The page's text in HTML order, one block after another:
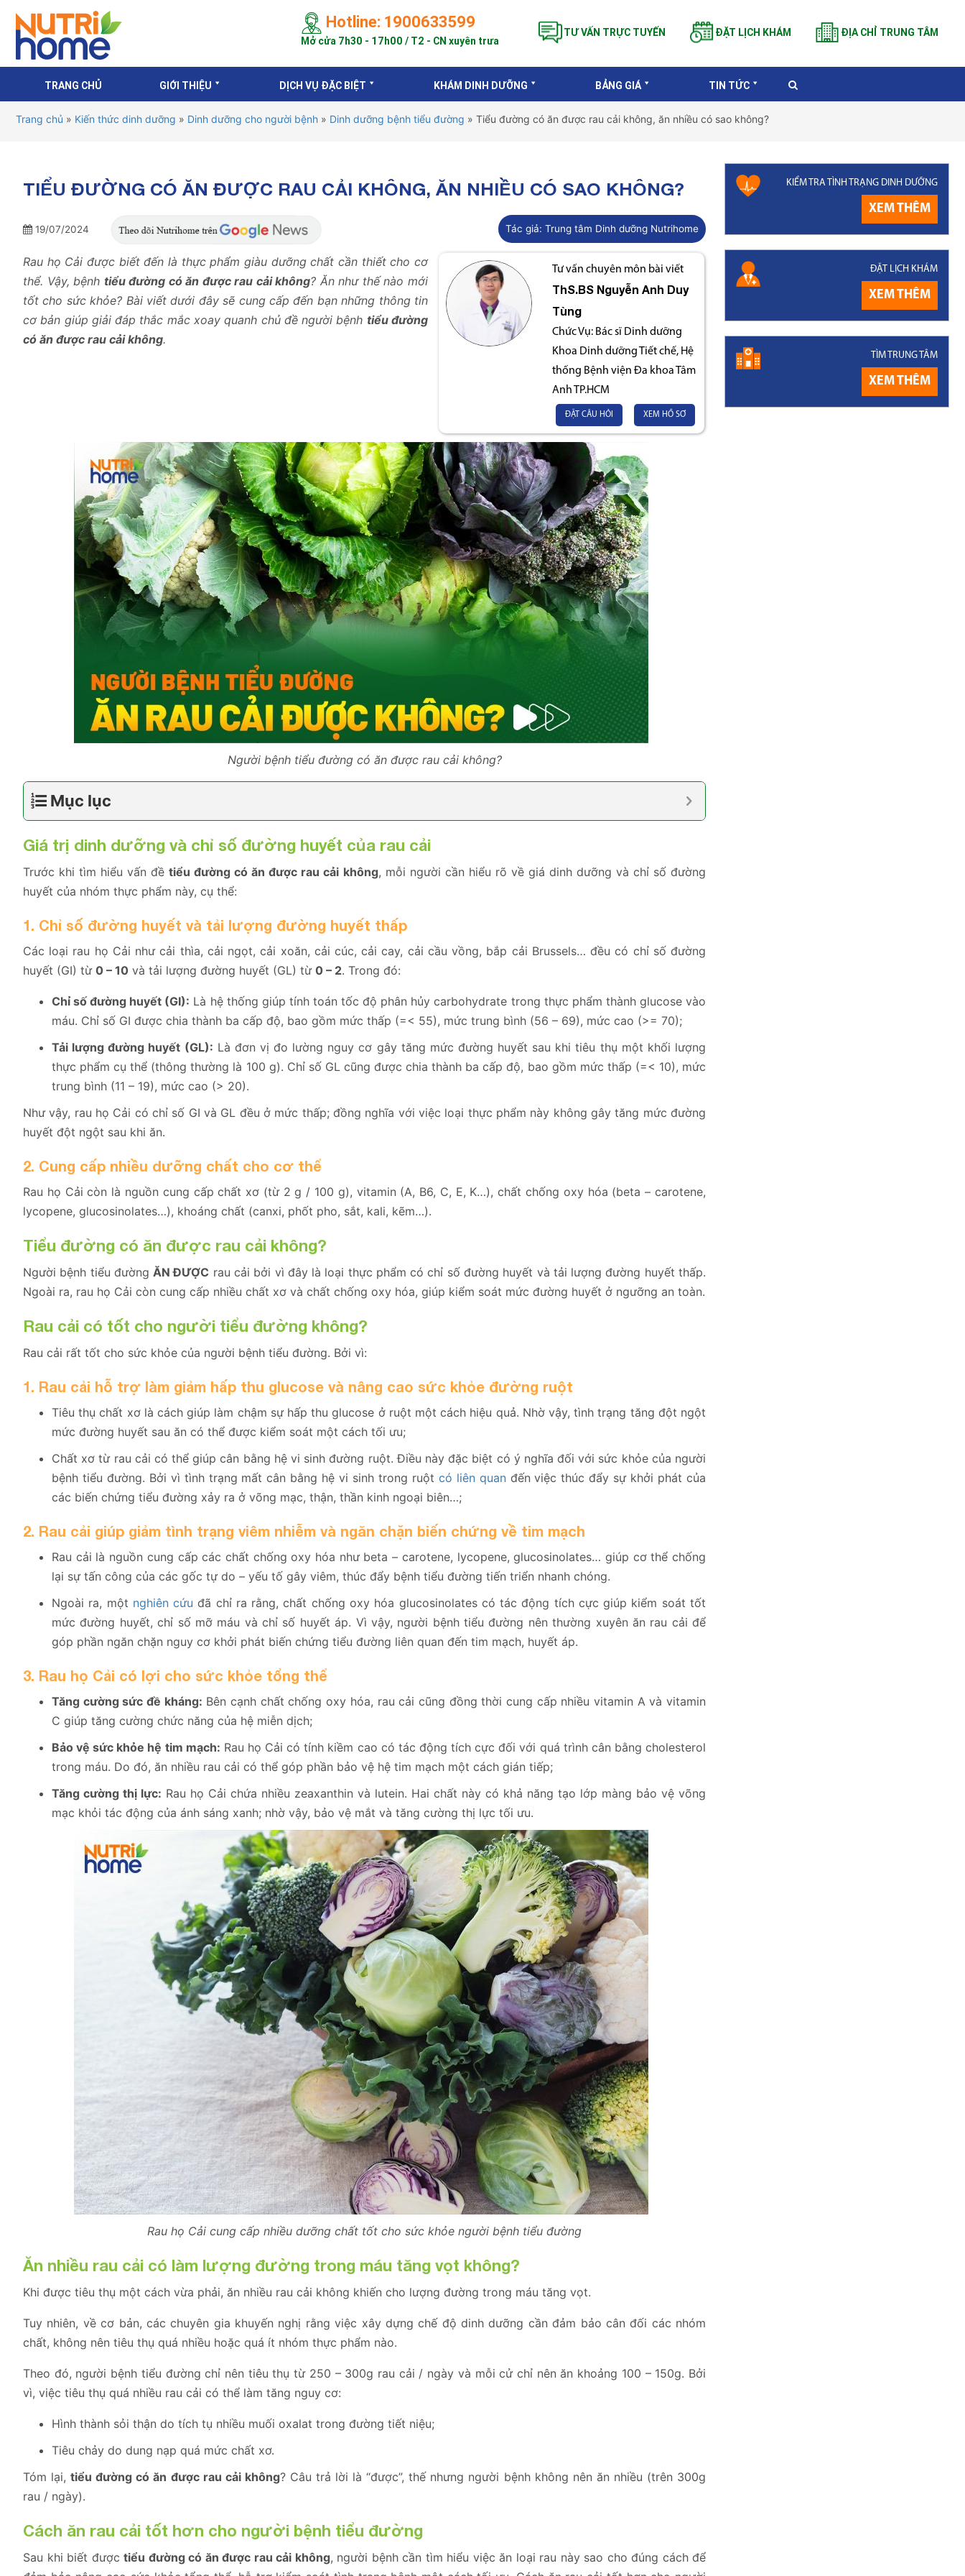
Hotline: 1900633599
Mở cửa 7h30 - 17h00 / T2 - CN xuyên trưa
TƯ VẤN TRỰC TUYẾN ĐẶT LỊCH KHÁM ĐỊA CHỈ TRUNG TÂM
TRANG CHỦ GIỚI THIỆU DỊCH VỤ ĐẶC BIỆT KHÁM DINH DƯỠNG BẢNG GIÁ TIN TỨC
Trang chủ » Kiến thức dinh dưỡng » Dinh dưỡng cho người bệnh » Dinh dưỡng bệnh tiểu đường » Tiểu đường có ăn được rau cải không, ăn nhiều có sao không?
TIỂU ĐƯỜNG CÓ ĂN ĐƯỢC RAU CẢI KHÔNG, ĂN NHIỀU CÓ SAO KHÔNG?
19/07/2024 Tác giả: Trung tâm Dinh dưỡng Nutrihome
Tư vấn chuyên môn bài viết
ThS.BSNguyễn Anh Duy
Tùng
Chức Vụ: Bác sĩ Dinh dưỡng
Khoa Dinh dưỡng Tiết chế, Hệ
thống Bệnh viện Đa khoa Tâm
Anh TP.HCM
ĐẶT CÂU HỎI XEM HỒ SƠ
Rau họ Cải được biết đến là thực phẩm giàu dưỡng chất cần thiết cho cơ
thể. Vậy, bệnh tiểu đường có ăn được rau cải không? Ăn như thế nào mới
tốt cho sức khỏe? Bài viết dưới đây sẽ cung cấp đến bạn những thông tin
cơ bản giúp giải đáp thắc mắc xoay quanh chủ đề người bệnh tiểu đường
có ăn được rau cải không.
Người bệnh tiểu đường có ăn được rau cải không?
Mục lục
Giá trị dinh dưỡng và chỉ số đường huyết của rau cải
Trước khi tìm hiểu vấn đềtiểu đường có ăn được rau cải không, mỗi người cần hiểu rõ về giá dinh dưỡng và chỉ số đường
huyết của nhóm thực phẩm này, cụ thể:
1. Chỉ số đường huyết và tải lượng đường huyết thấp
Các loại rau họ Cải như cải thìa, cải ngọt, cải xoăn, cải cúc, cải cay, cải cầu vồng, bắp cải Brussels… đều có chỉ số đường
huyết (GI) từ 0 – 10 và tải lượng đường huyết (GL) từ 0 – 2. Trong đó:
Chỉ số đường huyết (GI): Là hệ thống giúp tính toán tốc độ phân hủy carbohydrate trong thực phẩm thành glucose vào
máu. Chỉ số GI được chia thành ba cấp độ, bao gồm mức thấp (=< 55), mức trung bình (56 – 69), mức cao (>= 70);
Tải lượng đường huyết (GL): Là đơn vị đo lường nguy cơ gây tăng mức đường huyết sau khi tiêu thụ một khối lượng
thực phẩm cụ thể (thông thường là 100 g). Chỉ số GL cũng được chia thành ba cấp độ, bao gồm mức thấp (=< 10), mức
trung bình (11 – 19), mức cao (> 20).
Như vậy, rau họ Cải có chỉ số GI và GL đều ở mức thấp; đồng nghĩa với việc loại thực phẩm này không gây tăng mức đường
huyết đột ngột sau khi ăn.
2. Cung cấp nhiều dưỡng chất cho cơ thể
Rau họ Cải còn là nguồn cung cấp chất xơ (từ 2 g / 100 g), vitamin (A, B6, C, E, K…), chất chống oxy hóa (beta – carotene,
lycopene, glucosinolates…), khoáng chất (canxi, phốt pho, sắt, kali, kẽm…).
Tiểu đường có ăn được rau cải không?
Người bệnh tiểu đườngĂN ĐƯỢC rau cải bởi vì đây là loại thực phẩm có chỉ số đường huyết và tải lượng đường huyết thấp.
Ngoài ra, rau họ Cải còn cung cấp nhiều chất xơ và chất chống oxy hóa, giúp kiểm soát mức đường huyết ở ngưỡng an toàn.
Rau cải có tốt cho người tiểu đường không?
Rau cải rất tốt cho sức khỏe của người bệnh tiểu đường. Bởi vì:
1. Rau cải hỗ trợ làm giảm hấp thu glucose và nâng cao sức khỏe đường ruột
Tiêu thụ chất xơ là cách giúp làm chậm sự hấp thu glucose ở ruột một cách hiệu quả. Nhờ vậy, tình trạng tăng đột ngột
mức đường huyết sau ăn có thể được kiểm soát một cách tối ưu;
Chất xơ từ rau cải có thể giúp cân bằng hệ vi sinh đường ruột. Điều này đặc biệt có ý nghĩa đối với sức khỏe của người
bệnh tiểu đường. Bởi vì tình trạng mất cân bằng hệ vi sinh trong ruột có liên quanđến việc thúc đẩy sự khởi phát của
các biến chứng tiểu đường xảy ra ở võng mạc, thận, thần kinh ngoại biên…;
2. Rau cải giúp giảm tình trạng viêm nhiễm và ngăn chặn biến chứng về tim mạch
Rau cải là nguồn cung cấp các chất chống oxy hóa như beta – carotene, lycopene, glucosinolates… giúp cơ thể chống
lại sự tấn công của các gốc tự do – yếu tố gây viêm, thúc đẩy bệnh tiểu đường tiến triển nhanh chóng.
Ngoài ra, một nghiên cứu đã chỉ ra rằng, chất chống oxy hóa glucosinolates có tác động tích cực giúp kiểm soát tốt
mức đường huyết, chỉ số mỡ máu và chỉ số huyết áp. Vì vậy, người bệnh tiểu đường nên thường xuyên ăn rau cải để
góp phần ngăn chặn nguy cơ khởi phát biến chứng tiểu đường liên quan đến tim mạch, huyết áp.
3. Rau họ Cải có lợi cho sức khỏe tổng thể
Tăng cường sức đề kháng: Bên cạnh chất chống oxy hóa, rau cải cũng đồng thời cung cấp nhiều vitamin A và vitamin
C giúp tăng cường chức năng của hệ miễn dịch;
Bảo vệ sức khỏe hệ tim mạch: Rau họ Cải có tính kiềm cao có tác động tích cực đối với quá trình cân bằng cholesterol
trong máu. Do đó, ăn nhiều rau cải có thể góp phần bảo vệ hệ tim mạch một cách gián tiếp;
Tăng cường thị lực: Rau họ Cải chứa nhiều zeaxanthin và lutein. Hai chất này có khả năng tạo lớp màng bảo vệ võng
mạc khỏi tác động của ánh sáng xanh; nhờ vậy, bảo vệ mắt và tăng cường thị lực tối ưu.
Rau họ Cải cung cấp nhiều dưỡng chất tốt cho sức khỏe người bệnh tiểu đường
Ăn nhiều rau cải có làm lượng đường trong máu tăng vọt không?
Khi được tiêu thụ một cách vừa phải, ăn nhiều rau cải không khiến cho lượng đường trong máu tăng vọt.
Tuy nhiên, về cơ bản, các chuyên gia khuyến nghị rằng việc xây dựng chế độ dinh dưỡng cần đảm bảo cân đối các nhóm
chất, không nên tiêu thụ quá nhiều hoặc quá ít nhóm thực phẩm nào.
Theo đó, người bệnh tiểu đường chỉ nên tiêu thụ từ 250 – 300g rau cải / ngày và mỗi cử chỉ nên ăn khoảng 100 – 150g. Bởi
vì, việc tiêu thụ quá nhiều rau cải có thể làm tăng nguy cơ:
Hình thành sỏi thận do tích tụ nhiều muối oxalat trong đường tiết niệu;
Tiêu chảy do dung nạp quá mức chất xơ.
Tóm lại,tiểu đường có ăn được rau cải không? Câu trả lời là “được”, thế nhưng người bệnh không nên ăn nhiều (trên 300g
rau / ngày).
Cách ăn rau cải tốt hơn cho người bệnh tiểu đường
Sau khi biết được tiểu đường có ăn được rau cải không, người bệnh cần tìm hiểu việc ăn loại rau này sao cho đúng cách để
KIỂM TRA TÌNH TRẠNG DINH DƯỠNG
XEM THÊM
ĐẶT LỊCH KHÁM
XEM THÊM
TÌM TRUNG TÂM
XEM THÊM